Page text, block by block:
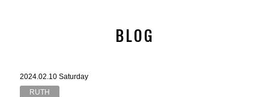
BLOG
2024.02.10 Saturday
RUTH